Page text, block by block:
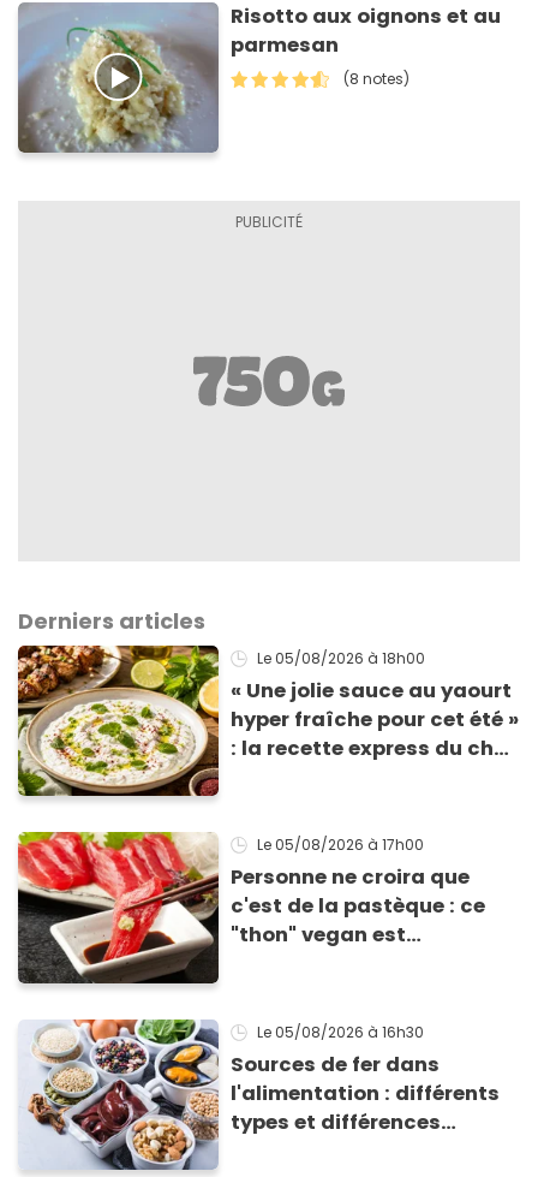
Risotto aux oignons et au
parmesan
(8 notes)
Derniers articles
Le 05/08/2026 à 18h00
« Une jolie sauce au yaourt
hyper fraîche pour cet été »
: la recette express du chef
grillades
Le 05/08/2026 à 17h00
Personne ne croira que
c'est de la pastèque : ce
"thon" vegan est
Le 05/08/2026 à 16h30
Sources de fer dans
l'alimentation : différents
types et différences